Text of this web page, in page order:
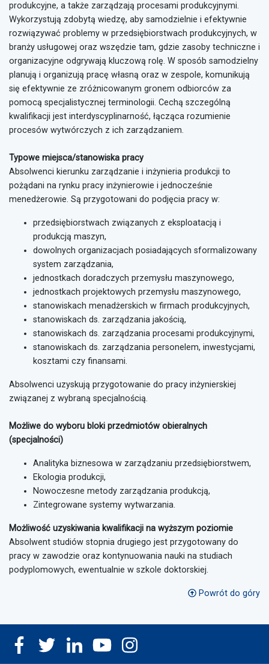
produkcyjne, a także zarządzają procesami produkcyjnymi.
Wykorzystują zdobytą wiedzę, aby samodzielnie i efektywnie
rozwiązywać problemy w przedsiębiorstwach produkcyjnych, w
branży usługowej oraz wszędzie tam, gdzie zasoby techniczne i
organizacyjne odgrywają kluczową rolę. W sposób samodzielny
planują i organizują pracę własną oraz w zespole, komunikują
się efektywnie ze zróżnicowanym gronem odbiorców za
pomocą specjalistycznej terminologii. Cechą szczególną
kwalifikacji jest interdyscyplinarność, łącząca rozumienie
procesów wytwórczych z ich zarządzaniem.
Typowe miejsca/stanowiska pracy
Absolwenci kierunku zarządzanie i inżynieria produkcji to
pożądani na rynku pracy inżynierowie i jednocześnie
menedżerowie. Są przygotowani do podjęcia pracy w:
przedsiębiorstwach związanych z eksploatacją i
produkcją maszyn,
dowolnych organizacjach posiadających sformalizowany
system zarządzania,
jednostkach doradczych przemysłu maszynowego,
jednostkach projektowych przemysłu maszynowego,
stanowiskach menadżerskich w firmach produkcyjnych,
stanowiskach ds. zarządzania jakością,
stanowiskach ds. zarządzania procesami produkcyjnymi,
stanowiskach ds. zarządzania personelem, inwestycjami,
kosztami czy finansami.
Absolwenci uzyskują przygotowanie do pracy inżynierskiej
związanej z wybraną specjalnością.
Możliwe do wyboru bloki przedmiotów obieralnych
(specjalności)
Analityka biznesowa w zarządzaniu przedsiębiorstwem,
Ekologia produkcji,
Nowoczesne metody zarządzania produkcją,
Zintegrowane systemy wytwarzania.
Możliwość uzyskiwania kwalifikacji na wyższym poziomie
Absolwent studiów stopnia drugiego jest przygotowany do
pracy w zawodzie oraz kontynuowania nauki na studiach
podyplomowych, ewentualnie w szkole doktorskiej.
Powrót do góry